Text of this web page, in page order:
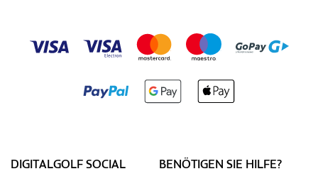
DIGITALGOLF SOCIAL
BENÖTIGEN SIE HILFE?